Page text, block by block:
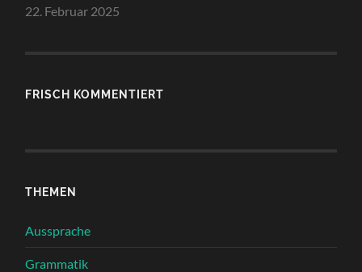
22. Februar 2025
FRISCH KOMMENTIERT
THEMEN
Aussprache
Grammatik